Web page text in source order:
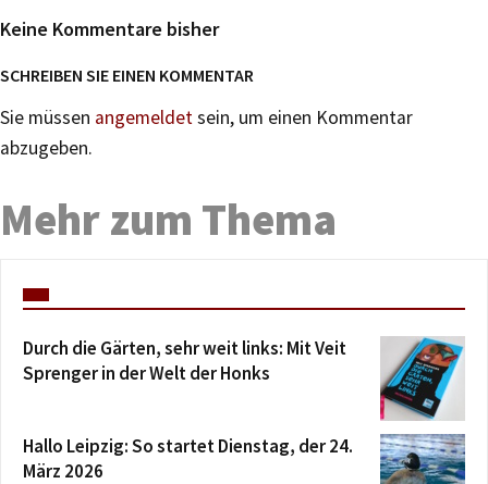
Keine Kommentare bisher
SCHREIBEN SIE EINEN KOMMENTAR
Sie müssen angemeldetsein, um einen Kommentar
abzugeben.
Mehr zum Thema
Durch die Gärten, sehr weit links: Mit Veit
Sprenger in der Welt der Honks
Hallo Leipzig: So startet Dienstag, der 24.
März 2026